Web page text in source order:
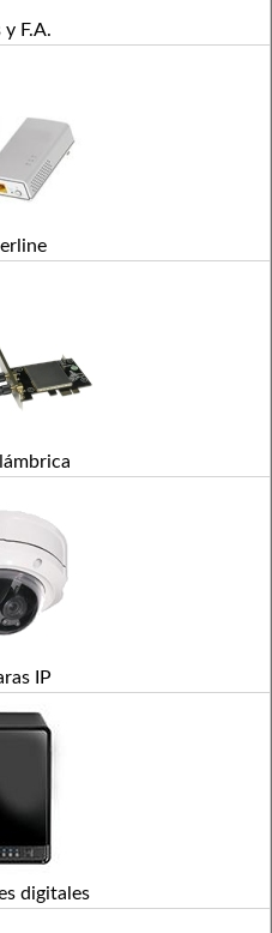
y F.A.
IP
digitales